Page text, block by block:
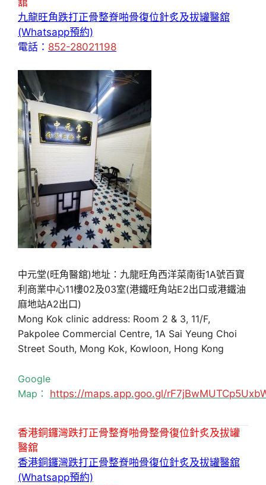
舘
九龍旺角跌打正骨整脊啪骨復位針炙及拔罐醫舘
(Whatsapp預約)
電話： 852-28021198
中元堂(旺角醫舘)地址：九龍旺角西洋菜南街1A號百寶
利商業中心11樓02及03室(港鐵旺角站E2出口或港鐵油
麻地站A2出口)
Mong Kok clinic address: Room 2 & 3, 11/F,
Pakpolee Commercial Centre, 1A Sai Yeung Choi
Street South, Mong Kok, Kowloon, Hong Kong
Google
Map： https://maps.app.goo.gl/
香港銅鑼灣跌打正骨整脊啪骨整骨復位針炙及拔罐
醫舘
香港銅鑼灣跌打正骨整脊啪骨復位針炙及拔罐醫舘
(Whatsapp預約)